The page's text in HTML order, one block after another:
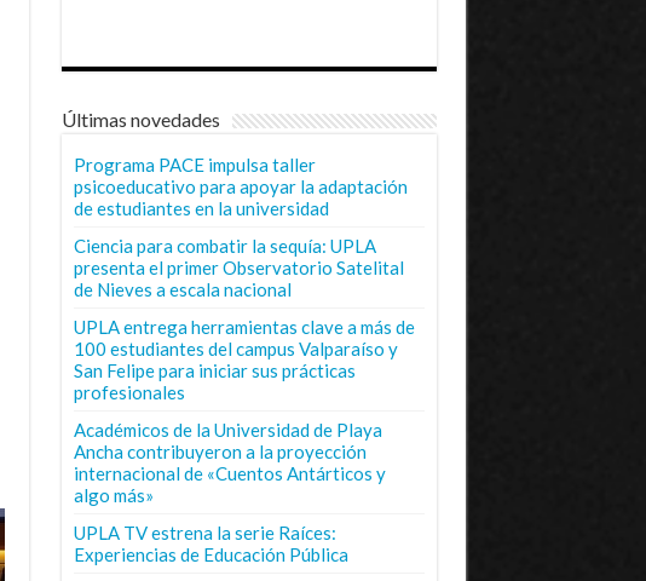
Últimas novedades
Programa PACE impulsa taller
psicoeducativo para apoyar la adaptación
de estudiantes en la universidad
Ciencia para combatir la sequía: UPLA
presenta el primer Observatorio Satelital
de Nieves a escala nacional
UPLA entrega herramientas clave a más de
100 estudiantes del campus Valparaíso y
San Felipe para iniciar sus prácticas
profesionales
Académicos de la Universidad de Playa
Ancha contribuyeron a la proyección
internacional de «Cuentos Antárticos y
algo más»
UPLA TV estrena la serie Raíces:
Experiencias de Educación Pública